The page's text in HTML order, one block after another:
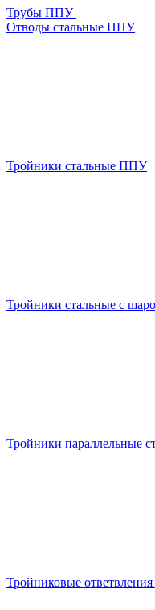
Трубы ППУ
Отводы стальные ППУ
Тройники стальные ППУ
Тройники стальные с
Тройники параллельные
Тройниковые